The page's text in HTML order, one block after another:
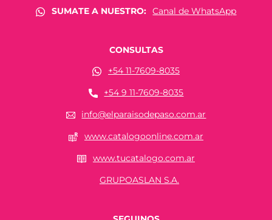
SUMATE A NUESTRO:
Canal de WhatsApp
CONSULTAS
+54 11-7609-8035
+54 9 11-7609-8035
info@elparaisodepaso.com.ar
www.catalogoonline.com.ar
www.tucatalogo.com.ar
GRUPOASLAN S.A.